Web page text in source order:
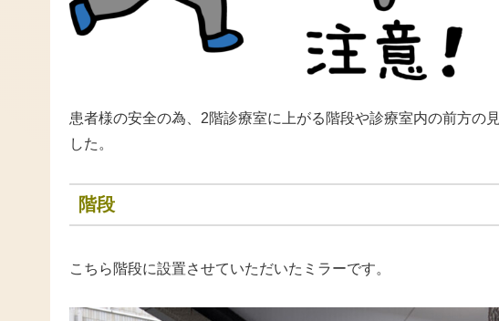
患者様の安全の為、2階診療室に上がる階段や診療室内の前方の
した。
階段
こちら階段に設置させていただいたミラーです。